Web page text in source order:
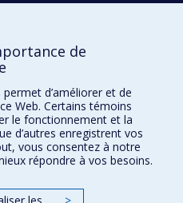
de
d’améliorer et de
Web. Certains témoins
le fonctionnement et la
d’autres enregistrent vos
vous consentez à notre
répondre à vos besoins.